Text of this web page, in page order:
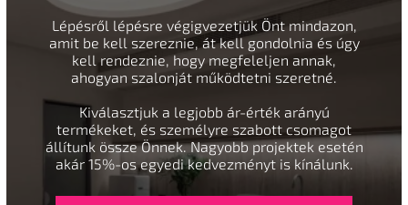
Lépésről lépésre végigvezetjük Önt mindazon,
amit be kell szereznie, át kell gondolnia és úgy
kell rendeznie, hogy megfeleljen annak,
ahogyan szalonját működtetni szeretné.
Kiválasztjuk a legjobb ár-érték arányú
termékeket, és személyre szabott csomagot
állítunk össze Önnek. Nagyobb projektek esetén
akár 15%-os egyedi kedvezményt is kínálunk.